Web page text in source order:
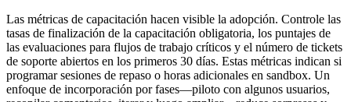
Las métricas de capacitación hacen visible la adopción. Controle las
tasas de finalización de la capacitación obligatoria, los puntajes de
las evaluaciones para flujos de trabajo críticos y el número de tickets
de soporte abiertos en los primeros 30 días. Estas métricas indican si
programar sesiones de repaso o horas adicionales en sandbox. Un
enfoque de incorporación por fases—piloto con algunos usuarios,